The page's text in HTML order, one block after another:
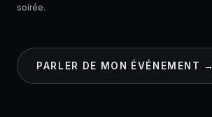
soirée.
PARLER DE MON ÉVÉNEMENT →